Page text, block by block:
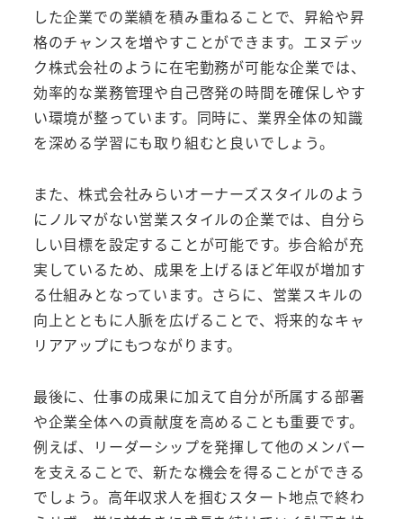
した企業での業績を積み重ねることで、昇給や昇
格のチャンスを増やすことができます。エヌデッ
ク株式会社のように在宅勤務が可能な企業では、
効率的な業務管理や自己啓発の時間を確保しやす
い環境が整っています。同時に、業界全体の知識
を深める学習にも取り組むと良いでしょう。
また、株式会社みらいオーナーズスタイルのよう
にノルマがない営業スタイルの企業では、自分ら
しい目標を設定することが可能です。歩合給が充
実しているため、成果を上げるほど年収が増加す
る仕組みとなっています。さらに、営業スキルの
向上とともに人脈を広げることで、将来的なキャ
リアアップにもつながります。
最後に、仕事の成果に加えて自分が所属する部署
や企業全体への貢献度を高めることも重要です。
例えば、リーダーシップを発揮して他のメンバー
を支えることで、新たな機会を得ることができる
でしょう。高年収求人を掴むスタート地点で終わ